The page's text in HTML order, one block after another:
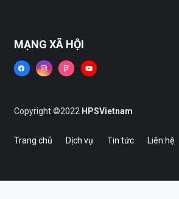
MẠNG XÃ HỘI
Copyright ©2022 HPSVietnam
Trang chủ Dịch vụ Tin tức Liên hệ